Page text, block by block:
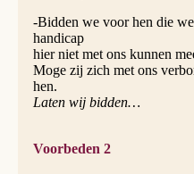
-Bidden we voor hen die
handicap
hier niet met ons kunnen
Moge zij zich met ons
hen.
Laten wij bidden…
Voorbeden 2